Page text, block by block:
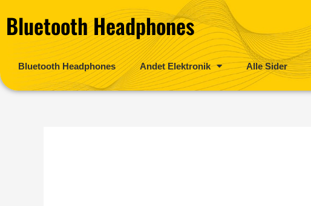
indholdet
Bluetooth Headphones
Bluetooth Headphones Andet Elektronik Alle Sider